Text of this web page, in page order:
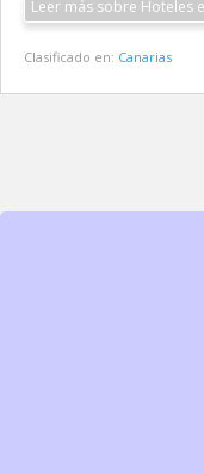
Leer más sobre Hoteles
Clasificado en: Canarias